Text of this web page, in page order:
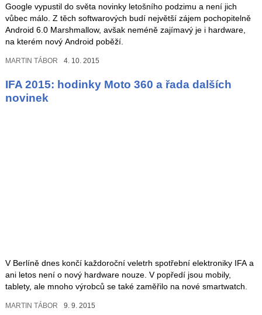
Google vypustil do světa novinky letošního podzimu a není jich
vůbec málo. Z těch softwarových budí největší zájem pochopitelně
Android 6.0 Marshmallow, avšak neméně zajímavý je i hardware,
na kterém nový Android poběží.
MARTIN TÁBOR 4. 10. 2015
IFA 2015: hodinky Moto 360 a řada dalších
novinek
V Berlíně dnes končí každoroční veletrh spotřební elektroniky IFA a
ani letos není o nový hardware nouze. V popředí jsou mobily,
tablety, ale mnoho výrobců se také zaměřilo na nové smartwatch.
MARTIN TÁBOR 9. 9. 2015